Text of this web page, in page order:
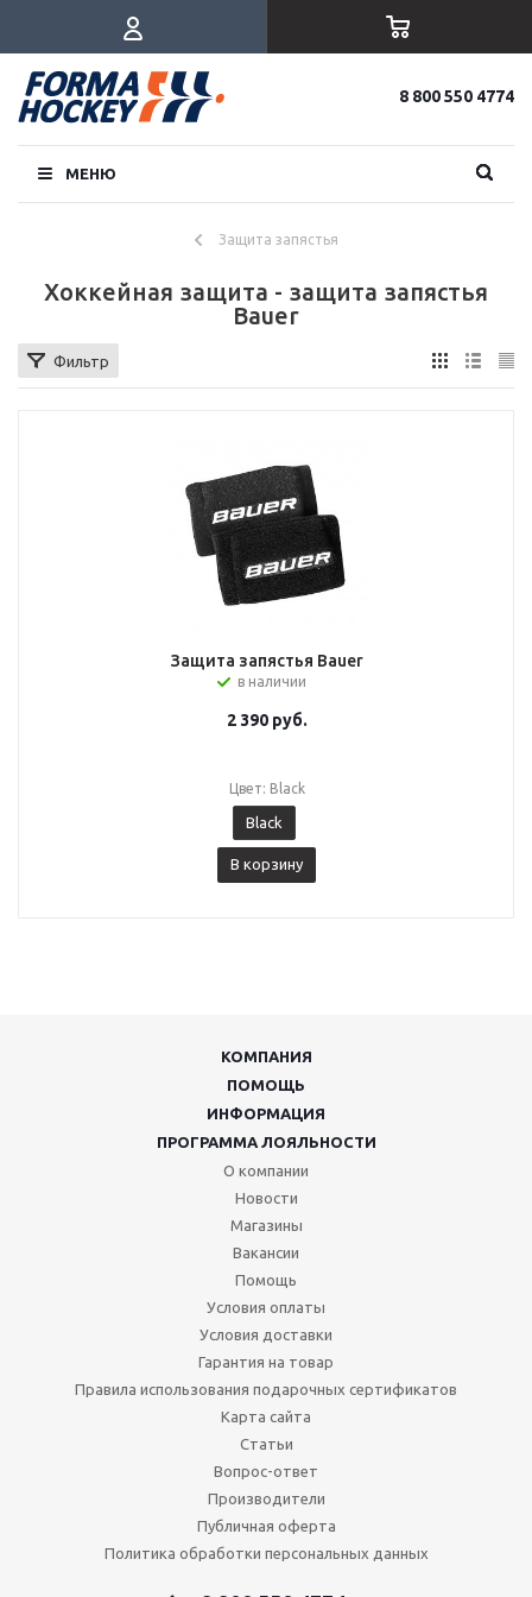
8 800 550 4774
МЕНЮ
Защита запястья
Хоккейная защита - защита запястья
Bauer
Фильтр
Защита запястья Bauer
в наличии
2 390руб.
Цвет: Black
Black
В корзину
КОМПАНИЯ
ПОМОЩЬ
ИНФОРМАЦИЯ
ПРОГРАММА ЛОЯЛЬНОСТИ
О компании
Новости
Магазины
Вакансии
Помощь
Условия оплаты
Условия доставки
Гарантия на товар
Правила использования подарочных сертификатов
Карта сайта
Статьи
Вопрос-ответ
Производители
Публичная оферта
Политика обработки персональных данных